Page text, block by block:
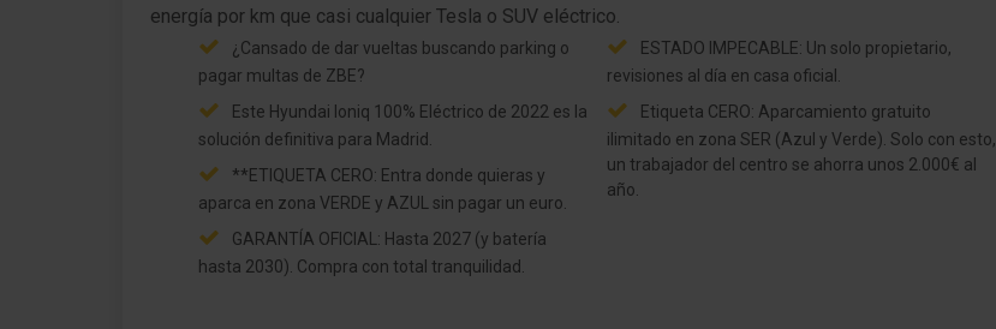
¿Cansado de dar vueltas buscando parking o
pagar multas de ZBE?
Este Hyundai Ioniq 100% Eléctrico de 2022 es la
solución definitiva para Madrid.
**ETIQUETA CERO: Entra donde quieras y
aparca en zona VERDE y AZUL sin pagar un euro.
GARANTÍA OFICIAL: Hasta 2027 (y batería
hasta 2030). Compra con total tranquilidad.
ESTADO IMPECABLE: Un solo propietario,
revisiones al día en casa oficial.
Etiqueta CERO: Aparcamiento gratuito
ilimitado en zona SER (Azul y Verde). Solo con esto,
un trabajador del centro se ahorra unos 2.000€ al
año.